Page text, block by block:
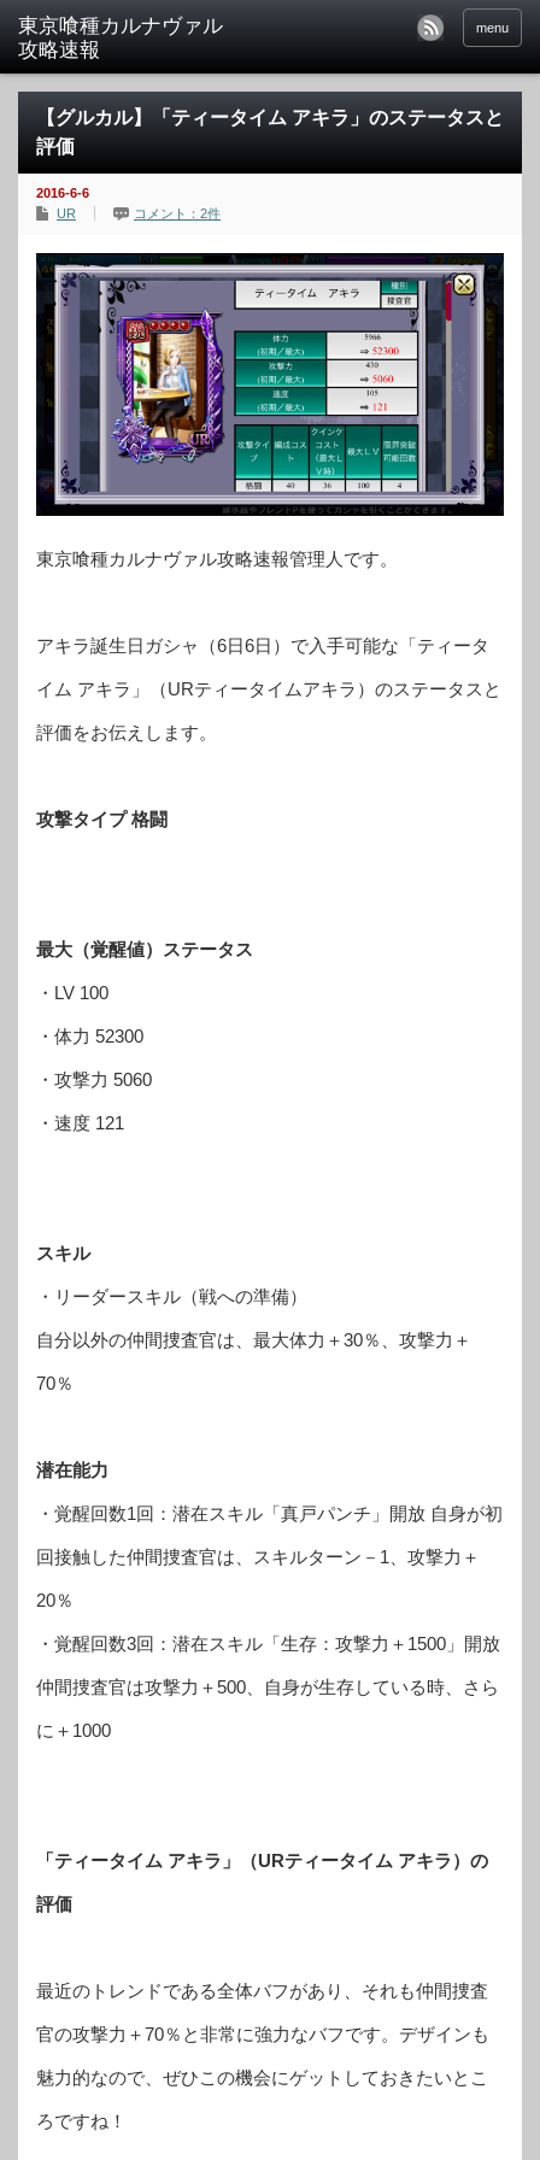
東京喰種カルナヴァル
攻略速報
menu
【グルカル】「ティータイム アキラ」のステータスと
評価
2016-6-6
UR
コメント：2件
東京喰種カルナヴァル攻略速報管理人です。
アキラ誕生日ガシャ（6日6日）で入手可能な「ティータ
イム アキラ」（URティータイムアキラ）のステータスと
評価をお伝えします。
攻撃タイプ 格闘
最大（覚醒値）ステータス
・LV 100
・体力 52300
・攻撃力 5060
・速度 121
スキル
・リーダースキル（戦への準備）
自分以外の仲間捜査官は、最大体力＋30％、攻撃力＋
70％
潜在能力
・覚醒回数1回：潜在スキル「真戸パンチ」開放 自身が初
回接触した仲間捜査官は、スキルターン－1、攻撃力＋
20％
・覚醒回数3回：潜在スキル「生存：攻撃力＋1500」開放
仲間捜査官は攻撃力＋500、自身が生存している時、さら
に＋1000
「ティータイム アキラ」（URティータイム アキラ）の
評価
最近のトレンドである全体バフがあり、それも仲間捜査
官の攻撃力＋70％と非常に強力なバフです。デザインも
魅力的なので、ぜひこの機会にゲットしておきたいとこ
ろですね！